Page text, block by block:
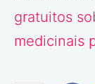
gratuitos
medicinais